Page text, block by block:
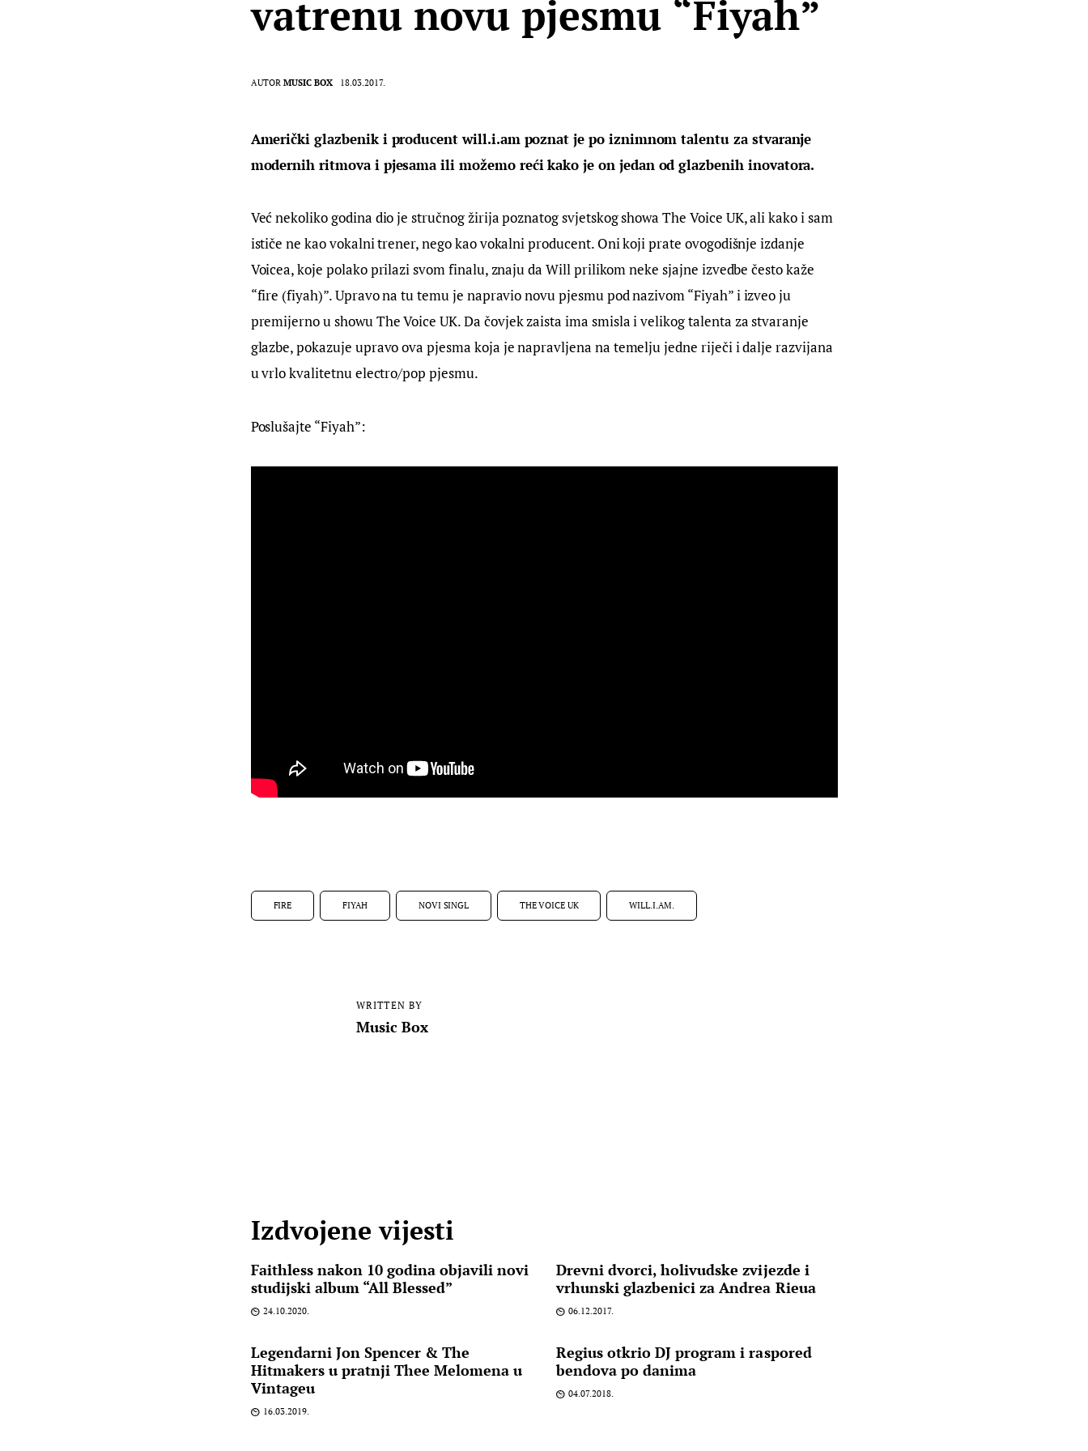
vatrenu novu pjesmu “Fiyah”
AUTOR MUSIC BOX 18.03.2017.
Američki glazbenik i producent will.i.am poznat je po iznimnom talentu za stvaranje
modernih ritmova i pjesama ili možemo reći kako je on jedan od glazbenih inovatora.
Već nekoliko godina dio je stručnog žirija poznatog svjetskog showa The Voice UK, ali kako i sam
ističe ne kao vokalni trener, nego kao vokalni producent. Oni koji prate ovogodišnje izdanje
Voicea, koje polako prilazi svom finalu, znaju da Will prilikom neke sjajne izvedbe često kaže
“fire (fiyah)”. Upravo na tu temu je napravio novu pjesmu pod nazivom “Fiyah” i izveo ju
premijerno u showu The Voice UK. Da čovjek zaista ima smisla i velikog talenta za stvaranje
glazbe, pokazuje upravo ova pjesma koja je napravljena na temelju jedne riječi i dalje razvijana
u vrlo kvalitetnu electro/pop pjesmu.
Poslušajte “Fiyah”:
FIRE FIYAH NOVI SINGL THE VOICE UK WILL.I.AM.
WRITTEN BY
Music Box
Izdvojene vijesti
Faithless nakon 10 godina objavili novi
studijski album “All Blessed”
24.10.2020.
Drevni dvorci, holivudske zvijezde i
vrhunski glazbenici za Andrea Rieua
06.12.2017.
Legendarni Jon Spencer & The
Hitmakers u pratnji Thee Melomena u
Vintageu
16.03.2019.
Regius otkrio DJ program i raspored
bendova po danima
04.07.2018.